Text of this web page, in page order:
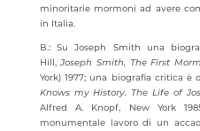
minoritarie mormoni ad avere
in Italia.
B.: Su Joseph Smith una
Hill,Joseph Smith, The First
York) 1977; una biografia critica è
Knows my History.The Life of
Alfred A. Knopf, New York
monumentale lavoro di un